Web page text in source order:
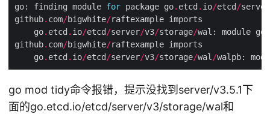
go: finding module for package go. etcd . io/etcd /server
github. com/bigwhite/
    go
. etcd . io/etcd /server/v3/storage/wal: module go
github. com/bigwhite/
    go
. etcd . io/etcd /server/v3/storage/wal /walpb:
go mod tidy命令报错，提示没找到server/v3.5.1下
面的go.etcd.io/etcd/server/v3/storage/wal和